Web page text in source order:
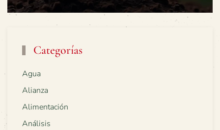
Categorías
Agua
Alianza
Alimentación
Análisis